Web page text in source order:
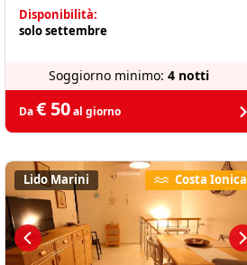
Disponibilità:
solo settembre
Soggiorno minimo: 4 notti
Da€ 50al giorno
Lido Marini Costa Ionica